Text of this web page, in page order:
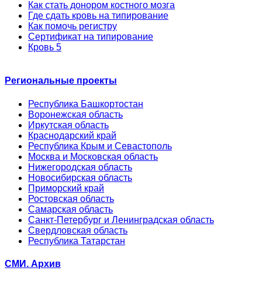
Как стать донором костного мозга
Где сдать кровь на типирование
Как помочь регистру
Сертификат на типирование
Кровь 5
Региональные проекты
Республика Башкортостан
Воронежская область
Иркутская область
Краснодарский край
Республика Крым и Севастополь
Москва и Московская область
Нижегородская область
Новосибирская область
Приморский край
Ростовская область
Самарская область
Санкт-Петербург и Ленинградская область
Свердловская область
Республика Татарстан
СМИ. Архив